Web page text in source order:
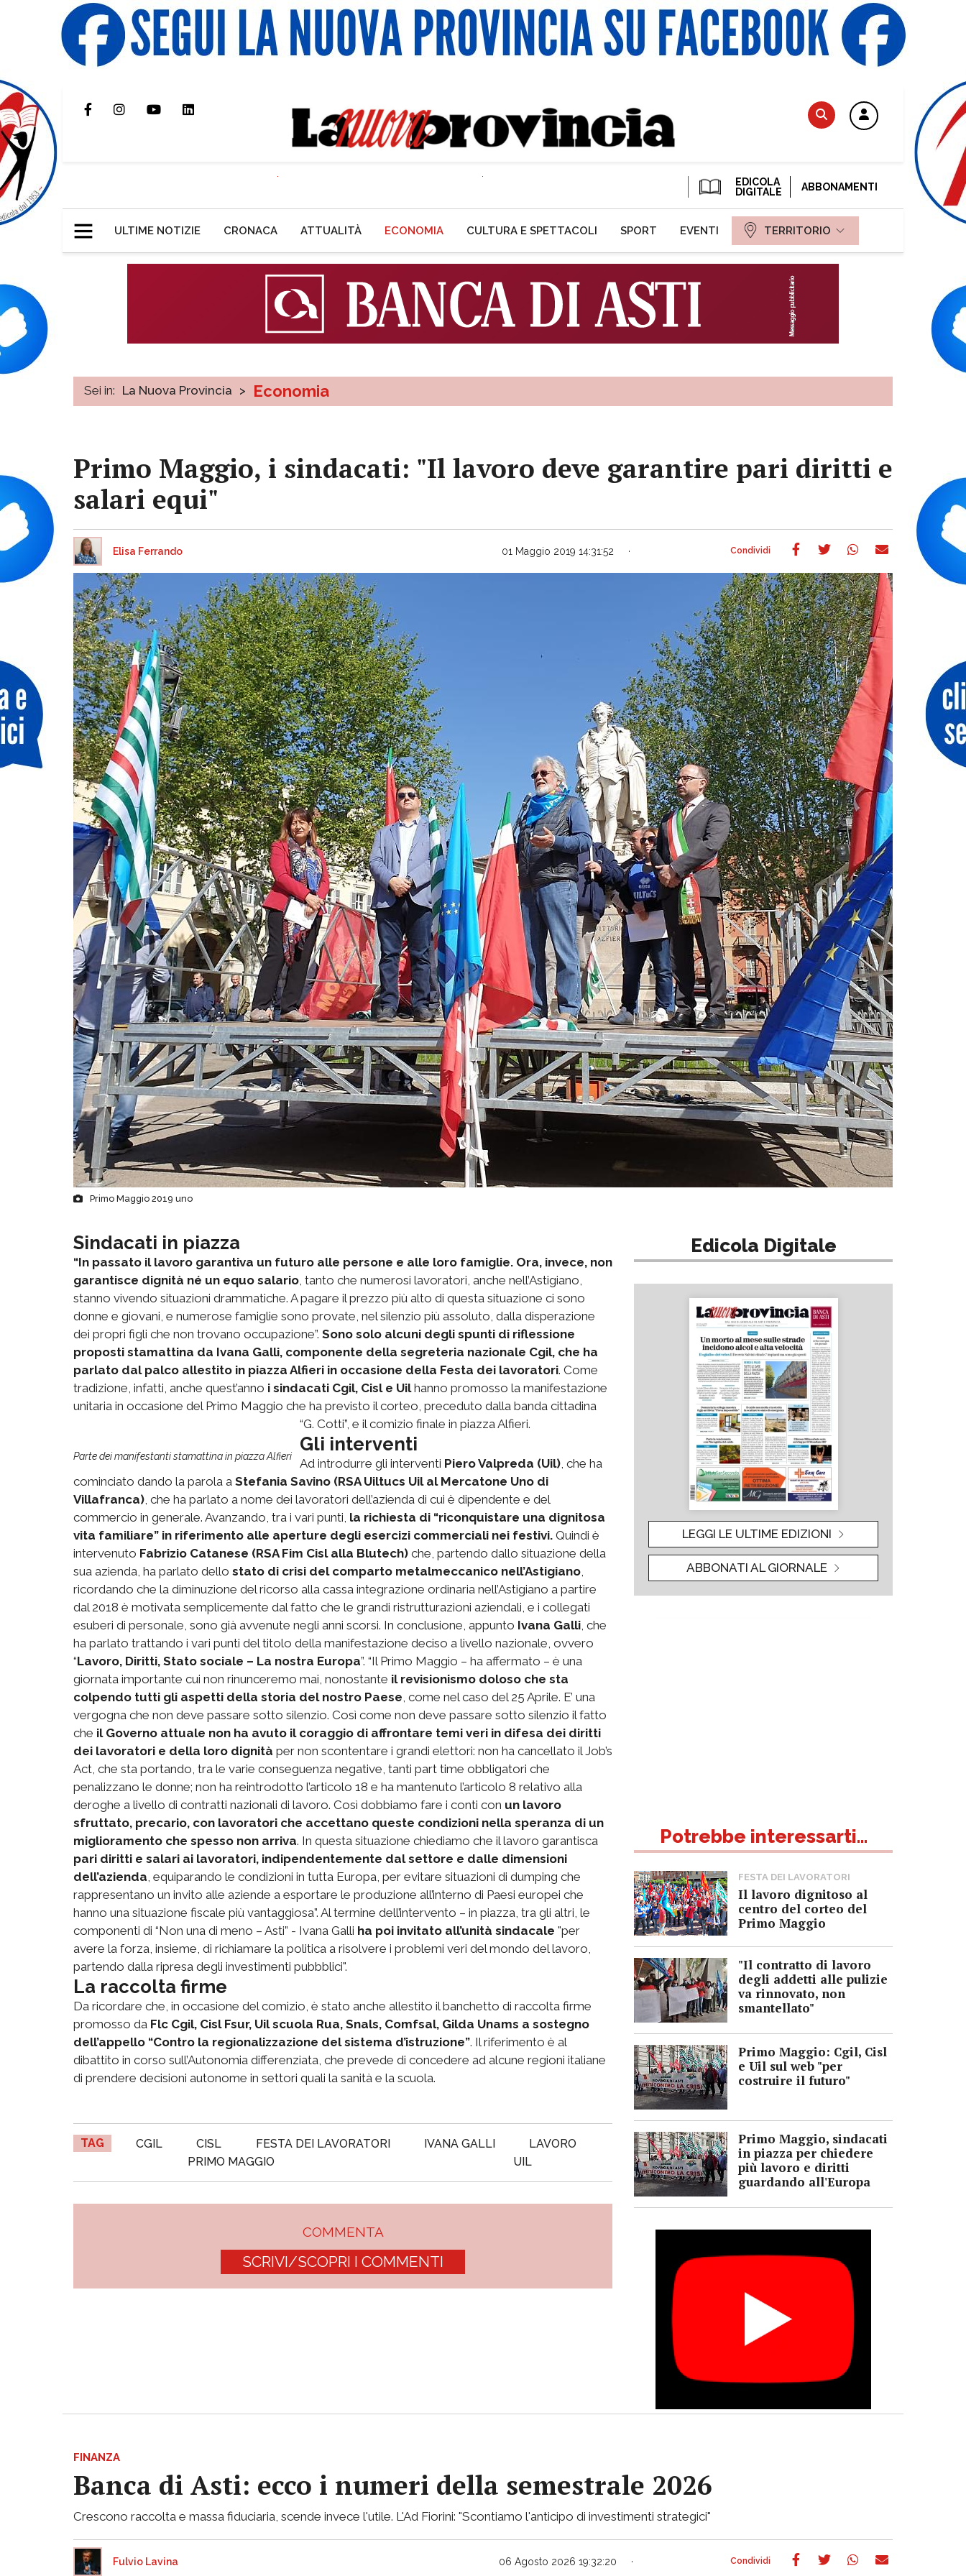
EDICOLA
DIGITALE
ABBONAMENTI
ULTIME NOTIZIE CRONACA ATTUALITÀ ECONOMIA CULTURA E SPETTACOLI SPORT EVENTI TERRITORIO
Sei in: La Nuova Provincia > Economia
Primo Maggio, i sindacati: "Il lavoro deve garantire pari diritti e
salari equi"
Elisa Ferrando 01 Maggio 2019 14:31:52
Primo Maggio 2019 uno
Sindacati in piazza
“In passato il lavoro garantiva un futuro alle persone e alle loro famiglie. Ora, invece, non
garantisce dignità né un equo salario , tanto che numerosi lavoratori, anche nell’Astigiano,
stanno vivendo situazioni drammatiche. A pagare il prezzo più alto di questa situazione ci sono
donne e giovani, e numerose famiglie sono provate, nel silenzio più assoluto, dalla disperazione
dei propri figli che non trovano occupazione”. Sono solo alcuni degli spunti di riflessione
proposti stamattina da Ivana Galli, componente della segreteria nazionale Cgil, che ha
parlato dal palco allestito in piazza Alfieri in occasione della Festa dei lavoratori. Come
tradizione, infatti, anche quest’anno i sindacati Cgil, Cisl e Uilhanno promosso la manifestazione
unitaria in occasione del Primo Maggio che ha previsto il corteo, preceduto dalla banda cittadina
“G. Cotti”, e il comizio finale in piazza Alfieri.
Parte dei manifestanti stamattina in piazza Alfieri
Gli interventi
Ad introdurre gli interventi Piero Valpreda (Uil) , che ha
cominciato dando la parola a Stefania Savino (RSA Uiltucs Uil al Mercatone Uno di
Villafranca) , che ha parlato a nome dei lavoratori dell’azienda di cui è dipendente e del
commercio in generale. Avanzando, tra i vari punti, la richiesta di “riconquistare una dignitosa
vita familiare” in riferimento alle aperture degli esercizi commerciali nei festivi. Quindi è
intervenuto Fabrizio Catanese (RSA Fim Cisl alla Blutech) che, partendo dallo situazione della
sua azienda, ha parlato dello stato di crisi del comparto metalmeccanico nell’Astigiano
ricordando che la diminuzione del ricorso alla cassa integrazione ordinaria nell’Astigiano a partire
dal 2018 è motivata semplicemente dal fatto che le grandi ristrutturazioni aziendali, e i collegati
esuberi di personale, sono già avvenute negli anni scorsi. In conclusione, appunto Ivana Galli , che
ha parlato trattando i vari punti del titolo della manifestazione deciso a livello nazionale, ovvero
“Lavoro, Diritti, Stato sociale – La nostra Europa”. “Il Primo Maggio – ha affermato – è una
giornata importante cui non rinunceremo mai, nonostante il revisionismo doloso che sta
colpendo tutti gli aspetti della storia del nostro Paese , come nel caso del 25 Aprile. E’ una
vergogna che non deve passare sotto silenzio. Così come non deve passare sotto silenzio il fatto
che il Governo attuale non ha avuto il coraggio di affrontare temi veri in difesa dei diritti
dei lavoratori e della loro dignità per non scontentare i grandi elettori: non ha cancellato il Job’s
Act, che sta portando, tra le varie conseguenza negative, tanti part time obbligatori che
penalizzano le donne; non ha reintrodotto l’articolo 18 e ha mantenuto l’articolo 8 relativo alla
deroghe a livello di contratti nazionali di lavoro. Così dobbiamo fare i conti con un lavoro
sfruttato, precario, con lavoratori che accettano queste condizioni nella speranza di un
miglioramento che spesso non arriva. In questa situazione chiediamo che il lavoro garantisca
pari diritti e salari ai lavoratori, indipendentemente dal settore e dalle dimensioni
dell’azienda , equiparando le condizioni in tutta Europa, per evitare situazioni di dumping che
rappresentano un invito alle aziende a esportare le produzione all’interno di Paesi europei che
hanno una situazione fiscale più vantaggiosa”. Al termine dell’intervento – in piazza, tra gli altri, le
componenti di “Non una di meno – Asti” - Ivana Galli ha poi invitato all’unità sindacale "per
avere la forza, insieme, di richiamare la politica a risolvere i problemi veri del mondo del lavoro,
partendo dalla ripresa degli investimenti pubbblici".
La raccolta firme
Da ricordare che, in occasione del comizio, è stato anche allestito il banchetto di raccolta firme
promosso da Flc Cgil, Cisl Fsur, Uil scuola Rua, Snals, Comfsal, Gilda Unams a sostegno
dell’appello “Contro la regionalizzazione del sistema d’istruzione”. Il riferimento è al
dibattito in corso sull’Autonomia differenziata, che prevede di concedere ad alcune regioni italiane
di prendere decisioni autonome in settori quali la sanità e la scuola.
TAG CGIL CISL FESTA DEI LAVORATORI IVANA GALLI
LAVORO
PRIMO MAGGIO
UIL
COMMENTA
SCRIVI/SCOPRI I COMMENTI
Edicola Digitale
LEGGI LE ULTIME EDIZIONI
ABBONATI AL GIORNALE
Potrebbe interessarti...
FESTA DEI LAVORATORI
Il lavoro dignitoso al
centro del corteo del
Primo Maggio
"Il contratto di lavoro
degli addetti alle pulizie
va rinnovato, non
smantellato"
Primo Maggio: Cgil, Cisl
e Uil sul web "per
costruire il futuro"
Primo Maggio, sindacati
in piazza per chiedere
più lavoro e diritti
guardando all'Europa
FINANZA
Banca di Asti: ecco i numeri della semestrale 2026
Crescono raccolta e massa fiduciaria, scende invece l'utile. L'Ad Fiorini: "Scontiamo l'anticipo di investimenti strategici"
Fulvio Lavina 06 Agosto 2026 19:32:20